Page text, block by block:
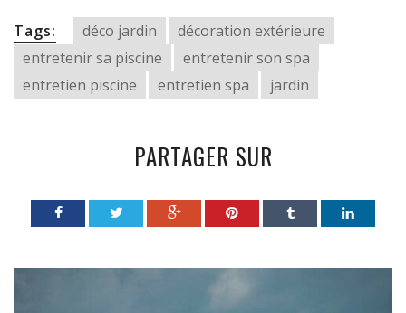
Tags: déco jardin
décoration extérieure
entretenir sa piscine
entretenir son spa
entretien piscine
entretien spa jardin
PARTAGER SUR